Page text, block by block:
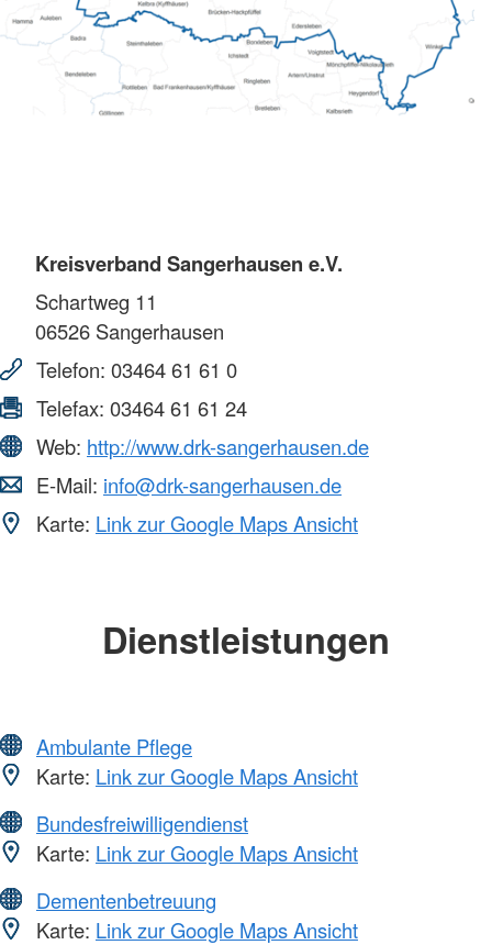
Kreisverband Sangerhausen e.V.
Schartweg 11
06526 Sangerhausen
Telefon: 03464 61 61 0
Telefax: 03464 61 61 24
Web: http://www.drk-sangerhausen.de
E-Mail: info@drk-sangerhausen.de
Karte: Link zur Google Maps Ansicht
Dienstleistungen
Ambulante Pflege
Karte: Link zur Google Maps Ansicht
Bundesfreiwilligendienst
Karte: Link zur Google Maps Ansicht
Dementenbetreuung
Karte: Link zur Google Maps Ansicht